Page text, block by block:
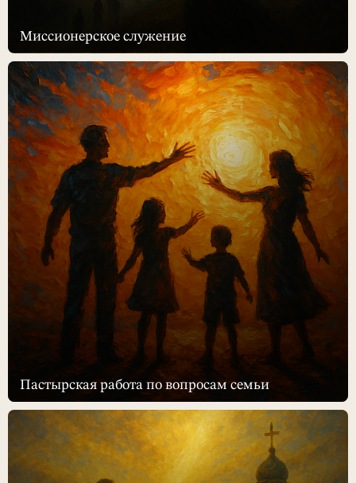
Миссионерское служение
Пастырская работа по вопросам семьи